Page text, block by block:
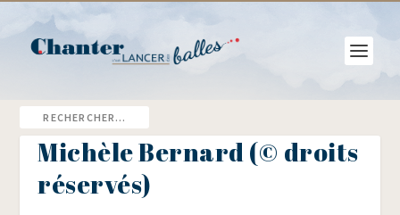
Michèle Bernard (© droits
réservés)